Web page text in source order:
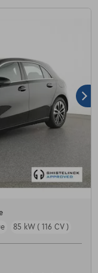
85 kW ( 116 CV )